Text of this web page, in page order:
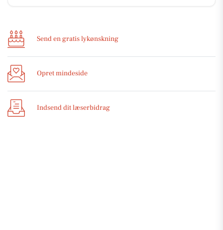
Send en gratis lykønskning
Opret mindeside
Indsend dit læserbidrag